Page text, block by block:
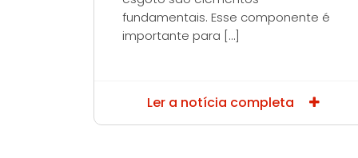
fundamentais. Esse componente é
importante para […]
Ler a notícia completa